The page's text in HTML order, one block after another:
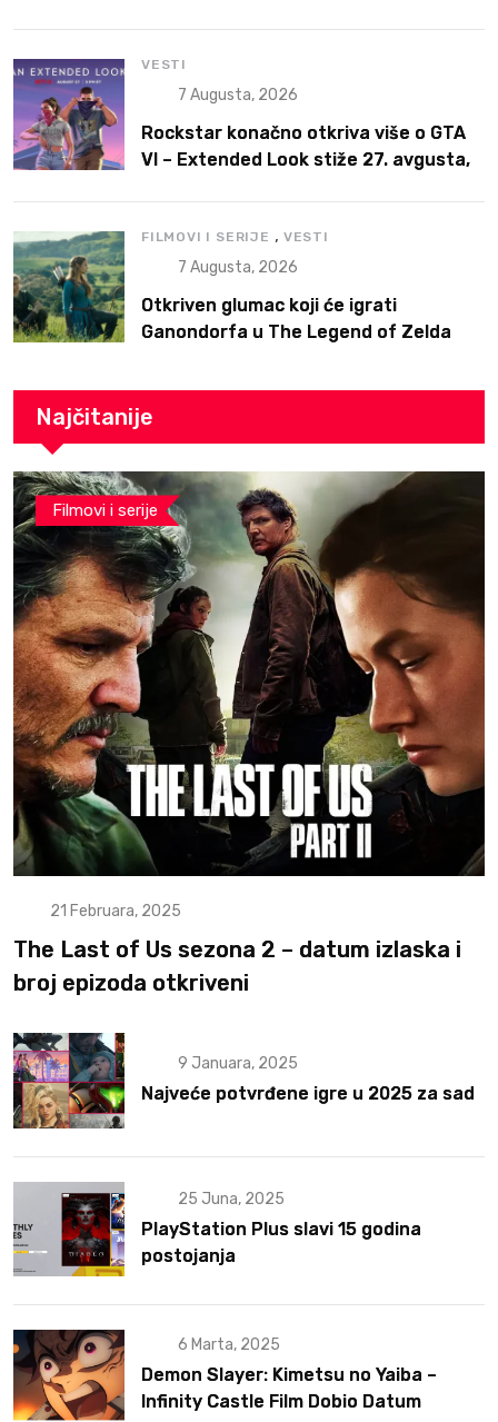
VESTI
7 Augusta, 2026
Rockstar konačno otkriva više o GTA
VI – Extended Look stiže 27. avgusta,
FILMOVI I SERIJE , VESTI
7 Augusta, 2026
Otkriven glumac koji će igrati
Ganondorfa u The Legend of Zelda
Najčitanije
Filmovi i serije
21 Februara, 2025
The Last of Us sezona 2 – datum izlaska i
broj epizoda otkriveni
9 Januara, 2025
Najveće potvrđene igre u 2025 za sad
25 Juna, 2025
PlayStation Plus slavi 15 godina
postojanja
6 Marta, 2025
Demon Slayer: Kimetsu no Yaiba –
Infinity Castle Film Dobio Datum